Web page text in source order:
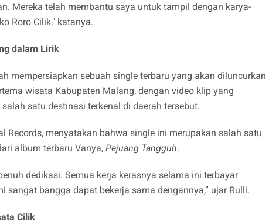
Mereka telah membantu saya untuk tampil dengan karya-
Roro Cilik," katanya.
dalam Lirik
mempersiapkan sebuah single terbaru yang akan diluncurkan
wisata Kabupaten Malang, dengan video klip yang
satu destinasi terkenal di daerah tersebut.
Records, menyatakan bahwa single ini merupakan salah satu
album terbaru Vanya, Pejuang Tangguh.
dedikasi. Semua kerja kerasnya selama ini terbayar
sangat bangga dapat bekerja sama dengannya,” ujar Rulli.
Cilik